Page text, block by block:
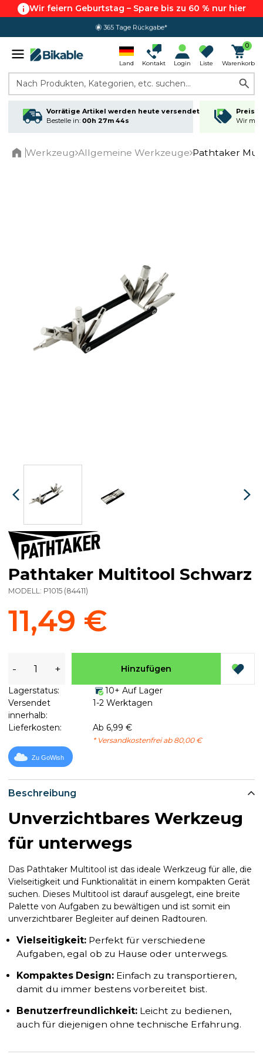
Wir feiern Geburtstag – Spare bis zu 60 % nur hier
365 Tage Rückgabe*
Land Kontakt Login Liste
0
Warenkorb
Nach Produkten, Kategorien, etc. suchen...
Vorrätige Artikel werden heute versendet
Bestelle in: 00h 27m 44s
Wir
Werkzeug Allgemeine Werkzeuge Pathtaker
Beschreibung
Unverzichtbares Werkzeug
für unterwegs
Das Pathtaker Multitool ist das ideale Werkzeug für alle, die
Vielseitigkeit und Funktionalität in einem kompakten Gerät
suchen. Dieses Multitool ist darauf ausgelegt, eine breite
Palette von Aufgaben zu bewältigen und ist somit ein
unverzichtbarer Begleiter auf deinen Radtouren.
Vielseitigkeit: Perfekt für verschiedene
Aufgaben, egal ob zu Hause oder unterwegs.
Kompaktes Design: Einfach zu transportieren,
damit du immer bestens vorbereitet bist.
Benutzerfreundlichkeit: Leicht zu bedienen,
auch für diejenigen ohne technische Erfahrung.
Pathtaker Multitool Schwarz
MODELL: P1015 (84411)
11,49 €
- + Hinzufügen
Lagerstatus:
10+ Auf Lager
Versendet
innerhalb:
1-2 Werktagen
Lieferkosten: Ab 6,99 €
* Versandkostenfrei ab 80,00 €
Zu GoWish